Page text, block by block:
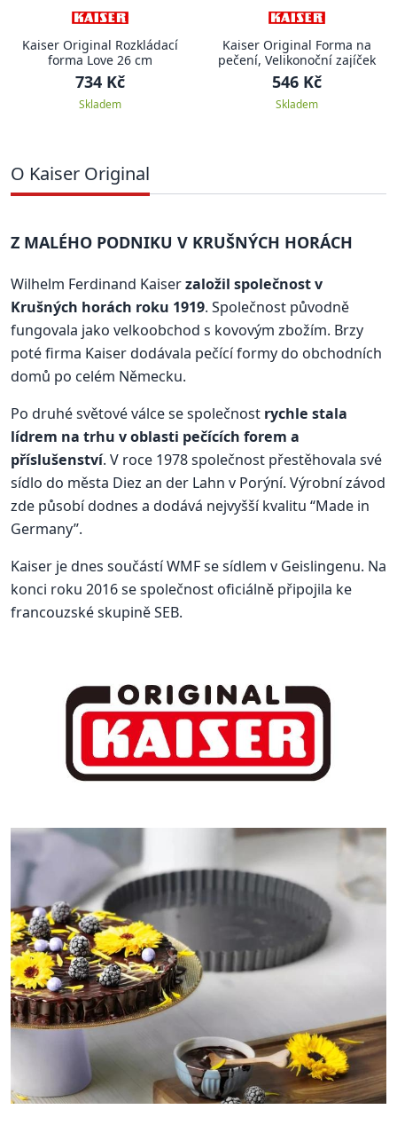
Kaiser Original Rozkládací
forma Love 26 cm
734 Kč
Skladem
Kaiser Original Forma na
pečení, Velikonoční zajíček
546 Kč
Skladem
O Kaiser Original
Z MALÉHO PODNIKU V KRUŠNÝCH HORÁCH
Wilhelm Ferdinand Kaiserzaložil společnost v
Krušných horách roku 1919. Společnost původně
fungovala jako velkoobchod s kovovým zbožím. Brzy
poté firma Kaiser dodávala pečící formy do obchodních
domů po celém Německu.
Po druhé světové válce se společnost rychle stala
lídrem na trhu v oblasti pečících forem a
příslušenství. V roce 1978 společnost přestěhovala své
sídlo do města Diez an der Lahn v Porýní. Výrobní závod
zde působí dodnes a dodává nejvyšší kvalitu “Made in
Germany”.
Kaiser je dnes součástí WMF se sídlem v Geislingenu. Na
konci roku 2016 se společnost oficiálně připojila ke
francouzské skupině SEB.